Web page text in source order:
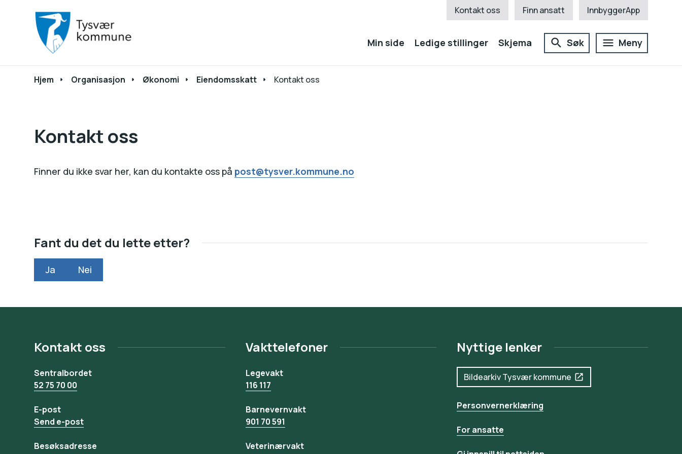
Kontakt oss Finn ansatt InnbyggerApp
Min side Ledige stillinger Skjema Søk Meny
Du er her:
Hjem Organisasjon Økonomi Eiendomsskatt Kontakt oss
Kontakt oss
Finner du ikke svar her, kan du kontakte oss på post@tysver.kommune.no
Fant du det du lette etter?
Ja Nei
Kontakt oss
Sentralbordet
52 75 70 00
E-post
Send e-post
Besøksadresse
Vakttelefoner
Legevakt
116 117
Barnevernvakt
901 70 591
Veterinærvakt
Nyttige lenker
Bildearkiv Tysvær kommune
Personvernerklæring
For ansatte